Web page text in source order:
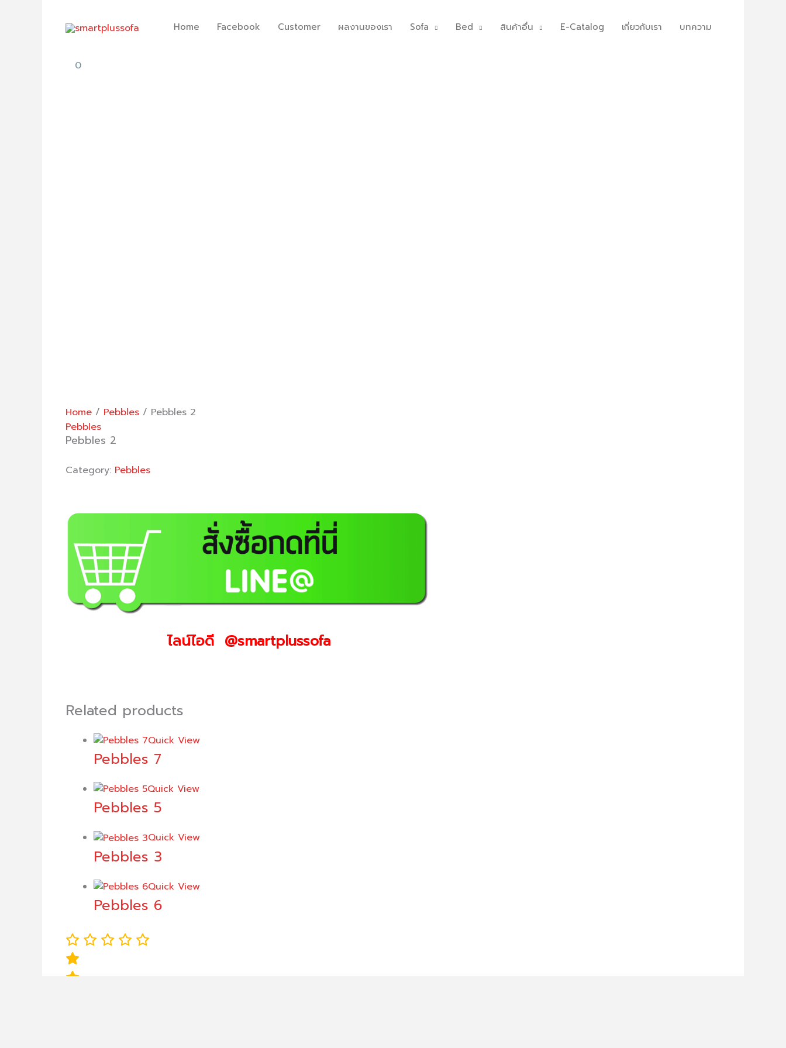
Home Facebook Customer ผลงานของเรา Sofa Bed สินค้าอื่น E-Catalog เกี่ยวกับเรา บทความ
0
Home / Pebbles / Pebbles 2
Pebbles
Pebbles 2
Category: Pebbles
ไลน์ไอดี @smartplussofa
Related products
Quick View
Pebbles 7
Quick View
Pebbles 5
Quick View
Pebbles 3
Quick View
Pebbles 6